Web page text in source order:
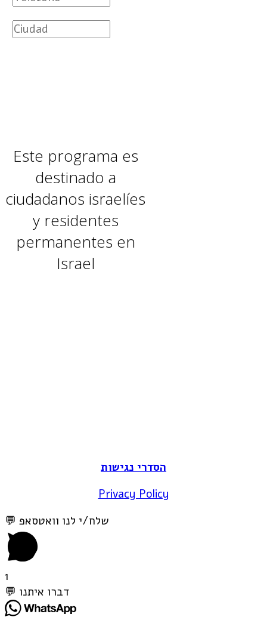
Este programa es
destinado a
ciudadanos israelíes
y residentes
permanentes en
Israel
הסדרי נגישות
Privacy Policy
💬 שלח/י לנו וואטסאפ
1
💬 דברו איתנו